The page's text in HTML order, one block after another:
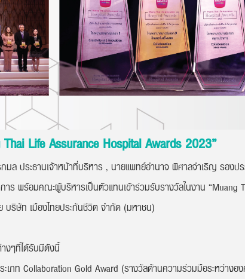
Life Assurance Hospital Awards 2023”
ประธานเจ้าหน้าที่บริหาร , นายแพทย์อำนาจ พิศาลจำเริญ รองปร
พร้อมคณะผู้บริหารเป็นตัวแทนเข้าร่วมรับรางวัลในงาน “Muang
บริษัท เมืองไทยประกันชีวิต จำกัด (มหาชน)
งๆที่ได้รับมีดังนี้
เภท Collaboration Gold Award (รางวัลด้านความร่วมมือระหว่างอ